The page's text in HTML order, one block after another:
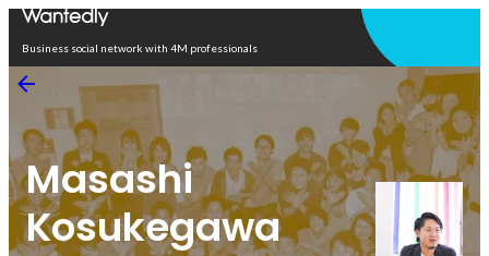
Business social network with 4M professionals
Masashi
Kosukegawa